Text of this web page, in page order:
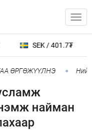
SEK / 401.7₮
ӨРГӨЖҮҮЛНЭ
найман